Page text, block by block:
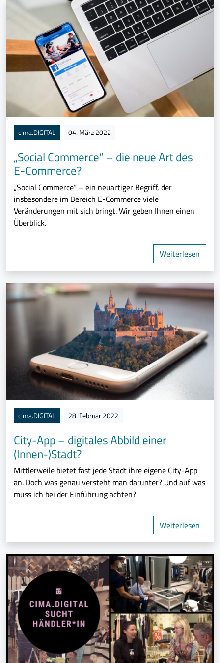
cima.DIGITAL 04. März 2022
„Social Commerce“ – die neue Art des
E-Commerce?
„Social Commerce“ – ein neuartiger Begriff, der
insbesondere im Bereich E-Commerce viele
Veränderungen mit sich bringt. Wir geben Ihnen einen
Überblick.
Weiterlesen
cima.DIGITAL 28. Februar 2022
City-App – digitales Abbild einer
(Innen-)Stadt?
Mittlerweile bietet fast jede Stadt ihre eigene City-App
an. Doch was genau versteht man darunter? Und auf was
muss ich bei der Einführung achten?
Weiterlesen